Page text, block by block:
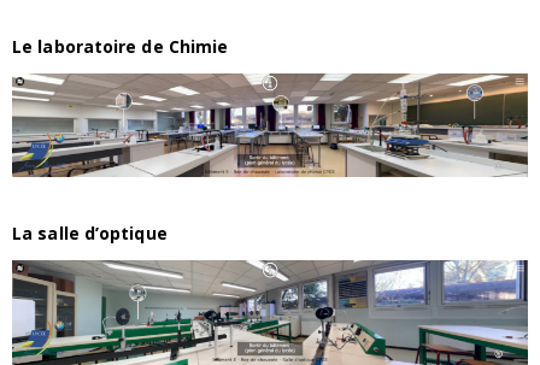
Le laboratoire de Chimie
La salle d’optique